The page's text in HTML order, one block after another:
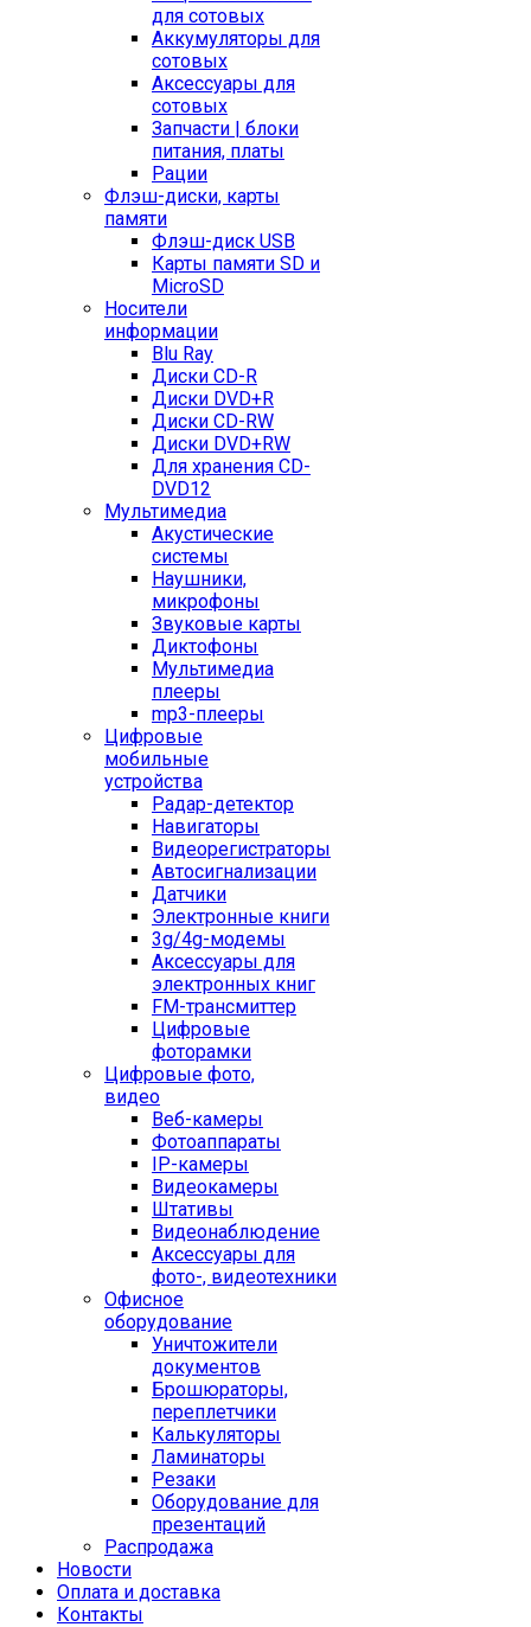
для сотовых
Аккумуляторы для
сотовых
Аксессуары для
сотовых
Запчасти | блоки
питания, платы
Рации
Флэш-диски, карты
памяти
Флэш-диск USB
Карты памяти SD и
MicroSD
Носители
информации
Blu Ray
Диски CD-R
Диски DVD+R
Диски CD-RW
Диски DVD+RW
Для хранения CD-
DVD12
Мультимедиа
Акустические
системы
Наушники,
микрофоны
Звуковые карты
Диктофоны
Мультимедиа
плееры
mp3-плееры
Цифровые
мобильные
устройства
Радар-детектор
Навигаторы
Видеорегистраторы
Автосигнализации
Датчики
Электронные книги
3g/4g-модемы
Аксессуары для
электронных книг
FM-трансмиттер
Цифровые
фоторамки
Цифровые фото,
видео
Веб-камеры
Фотоаппараты
IP-камеры
Видеокамеры
Штативы
Видеонаблюдение
Аксессуары для
фото-, видеотехники
Офисное
оборудование
Уничтожители
документов
Брошюраторы,
переплетчики
Калькуляторы
Ламинаторы
Резаки
Оборудование для
презентаций
Распродажа
Новости
Оплата и доставка
Контакты